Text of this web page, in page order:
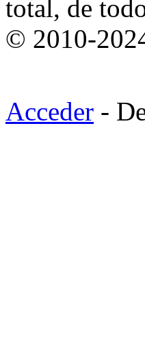
total, de
© 2010-
Acceder -